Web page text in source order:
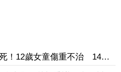
！12歲女童傷重不治 14歲
校